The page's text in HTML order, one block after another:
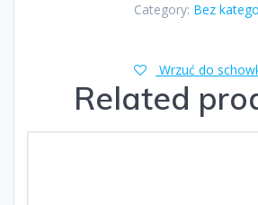
Category: Bez
Wrzuć do
Related